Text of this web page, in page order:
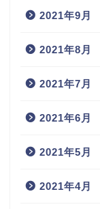
2021年9月
2021年8月
2021年7月
2021年6月
2021年5月
2021年4月